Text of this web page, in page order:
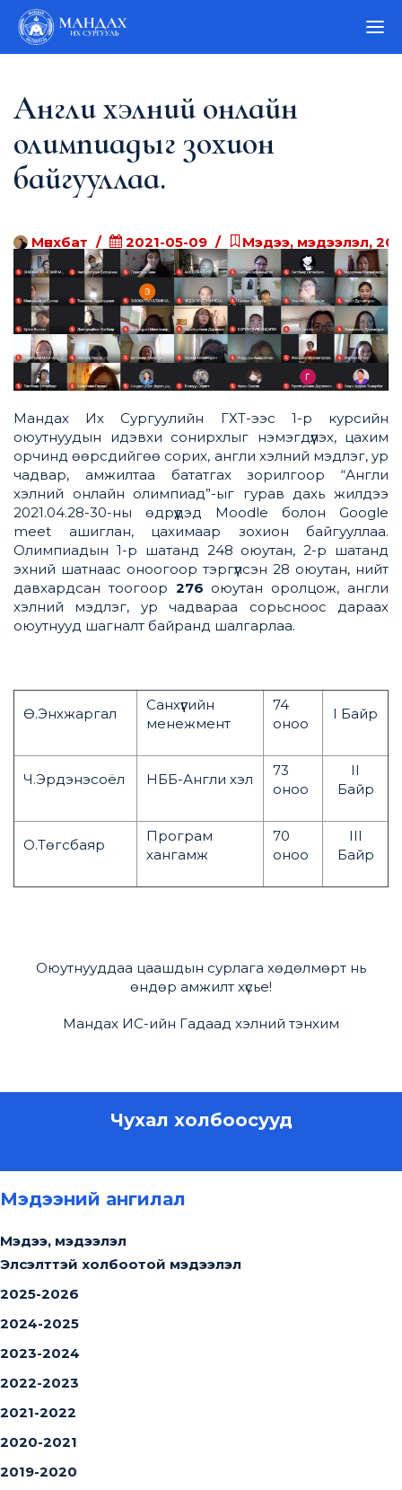
Англи хэлний онлайн
олимпиадыг зохион
байгууллаа.
Мөнхбат 2021-05-09 Мэдээ, мэдээлэл,
Мандах Их Сургуулийн ГХТ-ээс 1-р курсийн
оюутнуудын идэвхи сонирхлыг нэмэгдүүлэх, цахим
орчинд өөрсдийгөө сорих, англи хэлний мэдлэг, ур
чадвар, амжилтаа бататгах зорилгоор “Англи
хэлний онлайн олимпиад”-ыг гурав дахь жилдээ
2021.04.28-30-ны өдрүүдэд Moodle болон Google
meet ашиглан, цахимаар зохион байгууллаа.
Олимпиадын 1-р шатанд 248 оюутан, 2-р шатанд
эхний шатнаас оноогоор тэргүүлсэн 28 оюутан, нийт
давхардсан тоогоор 276 оюутан оролцож, англи
хэлний мэдлэг, ур чадвараа сорьсноос дараах
оюутнууд шагналт байранд шалгарлаа.
Ө.Энхжаргал
Санхүүгийн
менежмент
74
оноо
I Байр
Ч.Эрдэнэсоёл НББ-Англи хэл
73
оноо
II
Байр
О.Төгсбаяр
Програм
хангамж
70
оноо
III
Байр
Оюутнууддаа цаашдын сурлага хөдөлмөрт нь
өндөр амжилт хүсье!
Мандах ИС-ийн Гадаад хэлний тэнхим
Чухал холбоосууд
Мэдээний ангилал
Мэдээ, мэдээлэл
Элсэлттэй холбоотой мэдээлэл
2025-2026
2024-2025
2023-2024
2022-2023
2021-2022
2020-2021
2019-2020